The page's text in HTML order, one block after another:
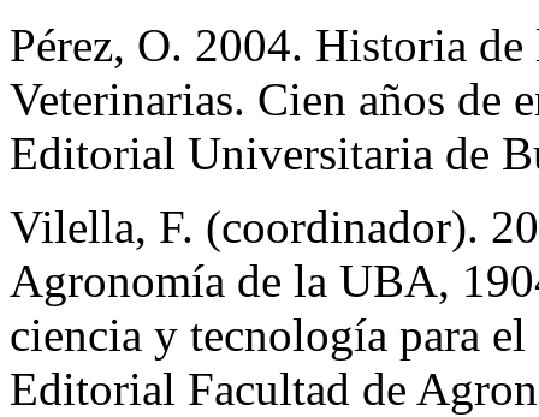
Pérez, O. 2004. Historia
Veterinarias. Cien años de
Editorial Universitaria de
Vilella, F. (coordinador).
Agronomía de la UBA,
ciencia y tecnología para
Editorial Facultad de